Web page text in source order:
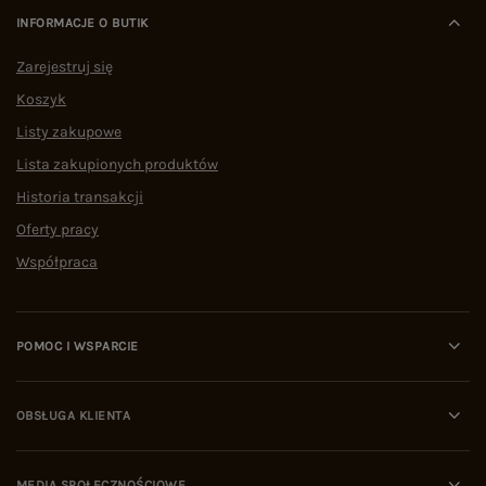
INFORMACJE O BUTIK
Zarejestruj się
Koszyk
Listy zakupowe
Lista zakupionych produktów
Historia transakcji
Oferty pracy
Współpraca
POMOC I WSPARCIE
OBSŁUGA KLIENTA